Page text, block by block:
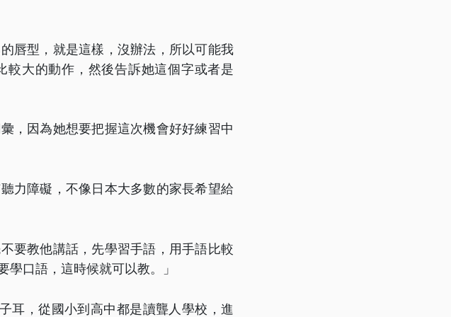
唇型，就是這樣，沒辦法，所以可能我
較大的動作，然後告訴她這個字或者是
，因為她想要把握這次機會好好練習中
力障礙，不像日本大多數的家長希望給
要教他講話，先學習手語，用手語比較
口語，這時候就可以教。」
耳，從國小到高中都是讀聾人學校，進